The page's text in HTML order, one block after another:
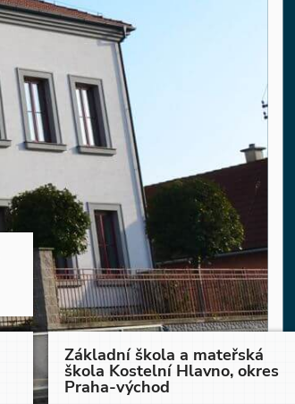
Základní škola a mateřská
škola Kostelní Hlavno, okres
Praha-východ